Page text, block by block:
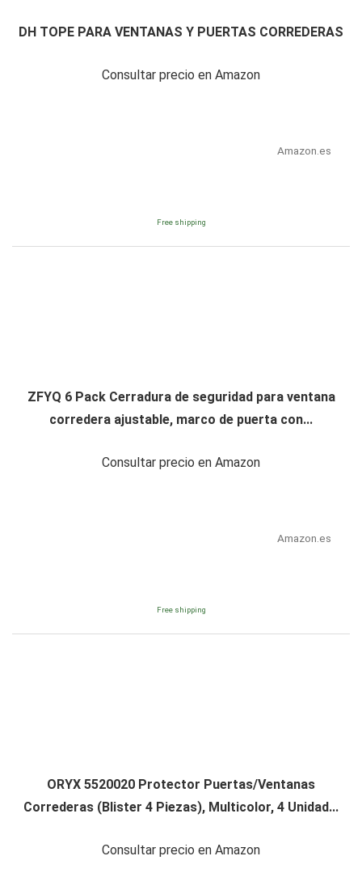
DH TOPE PARA VENTANAS Y PUERTAS CORREDERAS
Consultar precio en Amazon
Amazon.es
Free shipping
ZFYQ 6 Pack Cerradura de seguridad para ventana
corredera ajustable, marco de puerta con...
Consultar precio en Amazon
Amazon.es
Free shipping
ORYX 5520020 Protector Puertas/Ventanas
Correderas (Blister 4 Piezas), Multicolor, 4 Unidad...
Consultar precio en Amazon